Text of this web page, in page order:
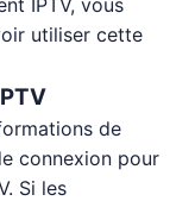
IPTV, vous
utiliser cette
de
connexion pour
Si les